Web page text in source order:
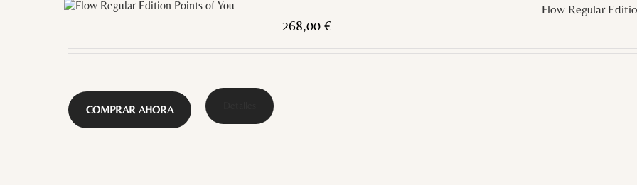
Flow Regular
268,00 €
COMPRAR AHORA